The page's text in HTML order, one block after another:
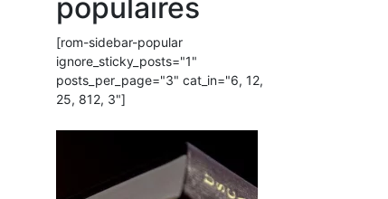
populaires
[rom-sidebar-popular
ignore_sticky_posts="1"
posts_per_page="3" cat_in="6, 12,
25, 812, 3"]